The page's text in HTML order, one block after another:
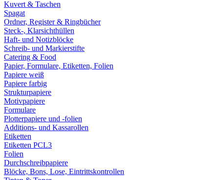
Kuvert & Taschen
Spagat
Ordner, Register & Ringbücher
Steck-, Klarsichthüllen
Haft- und Notizblöcke
Schreib- und Markierstifte
Catering & Food
Papier, Formulare, Etiketten, Folien
Papiere weiß
Papiere farbig
Strukturpapiere
Motivpapiere
Formulare
Plotterpapiere und -folien
Additions- und Kassarollen
Etiketten
Etiketten PCL3
Folien
Durchschreibpapiere
Blöcke, Bons, Lose, Eintrittskontrollen